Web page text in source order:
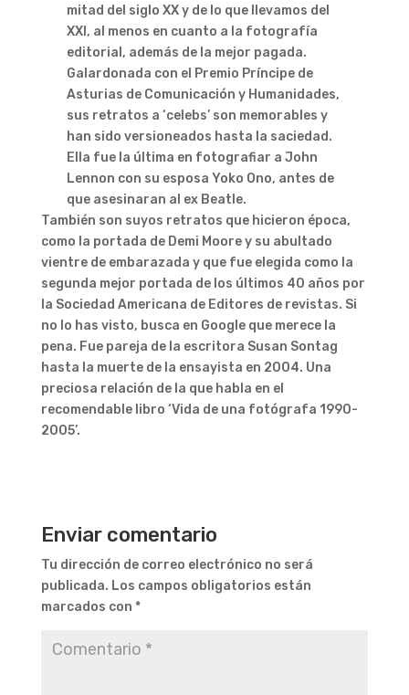
mitad del siglo XX y de lo que llevamos del
XXI, al menos en cuanto a la fotografía
editorial, además de la mejor pagada.
Galardonada con el Premio Príncipe de
Asturias de Comunicación y Humanidades,
sus retratos a ‘celebs’ son memorables y
han sido versioneados hasta la saciedad.
Ella fue la última en fotografiar a John
Lennon con su esposa Yoko Ono, antes de
que asesinaran al ex Beatle.
También son suyos retratos que hicieron época,
como la portada de Demi Moore y su abultado
vientre de embarazada y que fue elegida como la
segunda mejor portada de los últimos 40 años por
la Sociedad Americana de Editores de revistas. Si
no lo has visto, busca en Google que merece la
pena. Fue pareja de la escritora Susan Sontag
hasta la muerte de la ensayista en 2004. Una
preciosa relación de la que habla en el
recomendable libro ‘Vida de una fotógrafa 1990-
2005’.
Enviar comentario
Tu dirección de correo electrónico no será
publicada. Los campos obligatorios están
marcados con *